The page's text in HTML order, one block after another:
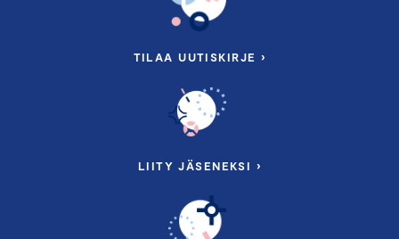
TILAA UUTISKIRJE ›
LIITY JÄSENEKSI ›